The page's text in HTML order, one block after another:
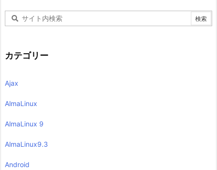
カテゴリー
Ajax
AlmaLinux
AlmaLinux 9
AlmaLinux9.3
Android